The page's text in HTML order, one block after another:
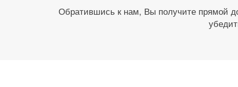
Обратившись к нам, Вы получите прямой